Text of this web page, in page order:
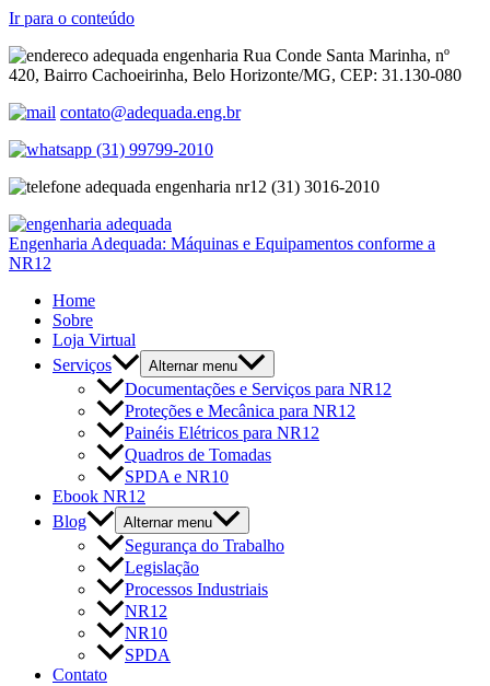
Ir para o conteúdo
Rua Conde Santa Marinha, nº
420, Bairro Cachoeirinha, Belo Horizonte/MG, CEP: 31.130-080
contato@adequada.eng.br
(31) 99799-2010
(31) 3016-2010
Engenharia Adequada: Máquinas e Equipamentos conforme a
NR12
Home
Sobre
Loja Virtual
Serviços
Alternar menu
Documentações e Serviços para NR12
Proteções e Mecânica para NR12
Painéis Elétricos para NR12
Quadros de Tomadas
SPDA e NR10
Ebook NR12
Blog
Alternar menu
Segurança do Trabalho
Legislação
Processos Industriais
NR12
NR10
SPDA
Contato